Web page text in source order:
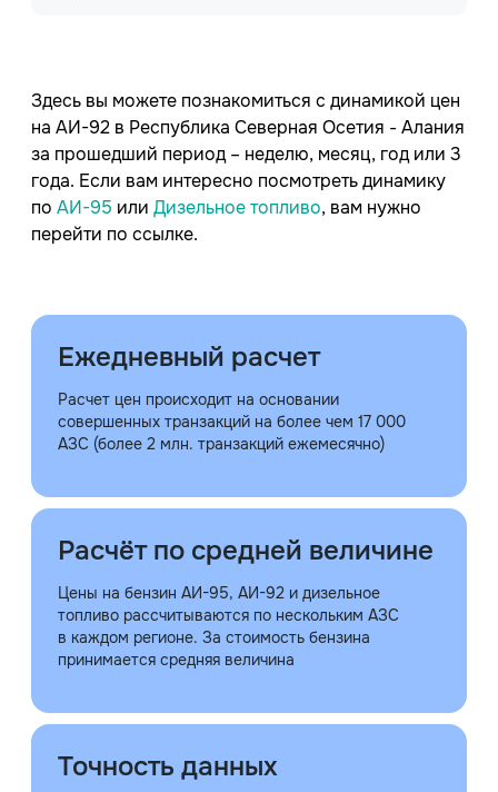
Здесь вы можете познакомиться с динамикой цен
на АИ-92 в Республика Северная Осетия - Алания
за прошедший период – неделю, месяц, год или 3
года. Если вам интересно посмотреть динамику
по АИ-95 или Дизельное топливо, вам нужно
перейти по ссылке.
Ежедневный расчет
Расчет цен происходит на основании
совершенных транзакций на более чем 17 000
АЗС (более 2 млн. транзакций ежемесячно)
Расчёт по средней величине
Цены на бензин АИ-95, АИ-92 и дизельное
топливо рассчитываются по нескольким АЗС
в каждом регионе. За стоимость бензина
принимается средняя величина
Точность данных